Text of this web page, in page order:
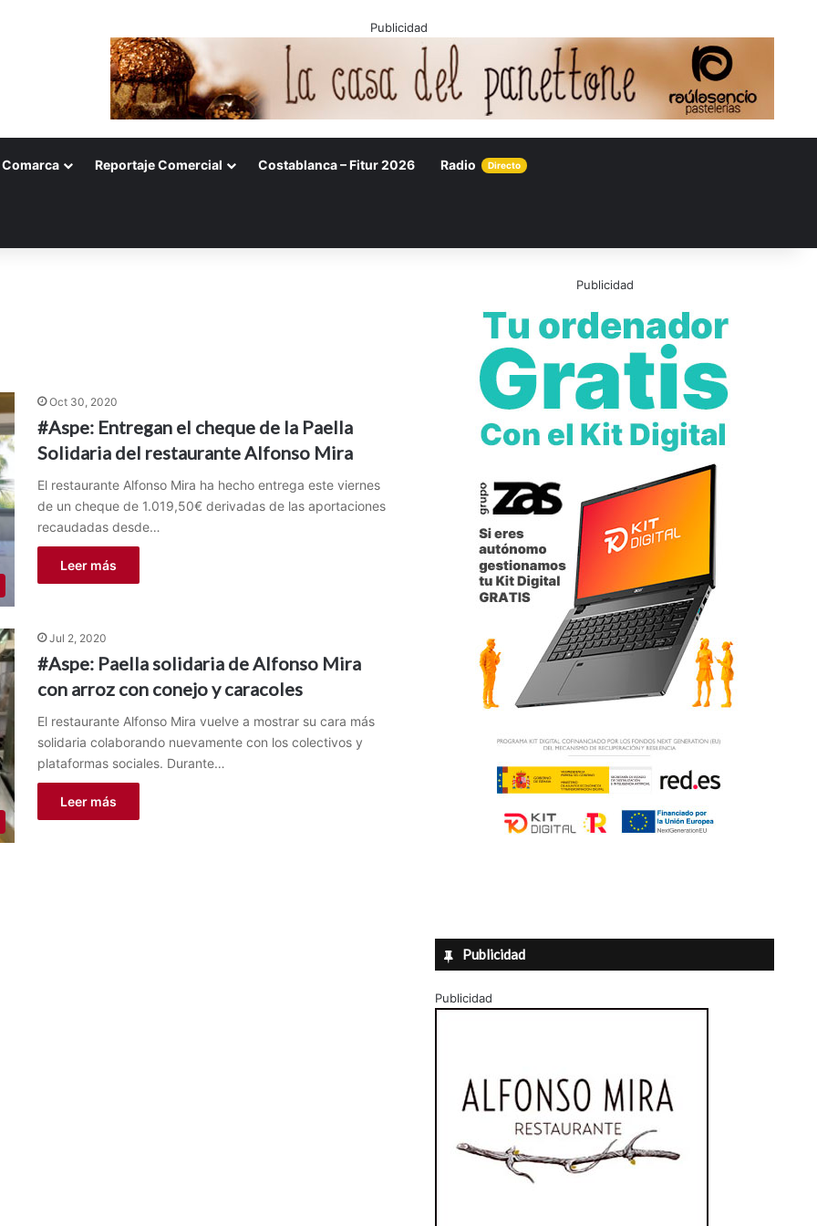
Publicidad
Comarca Reportaje Comercial Costablanca – Fitur 2026 Radio Directo
Oct 30, 2020
#Aspe: Entregan el cheque de la Paella
Solidaria del restaurante Alfonso Mira
El restaurante Alfonso Mira ha hecho entrega este viernes
de un cheque de 1.019,50€ derivadas de las aportaciones
recaudadas desde…
Leer más
Jul 2, 2020
#Aspe: Paella solidaria de Alfonso Mira
con arroz con conejo y caracoles
El restaurante Alfonso Mira vuelve a mostrar su cara más
solidaria colaborando nuevamente con los colectivos y
plataformas sociales. Durante…
Leer más
Publicidad
Publicidad
Publicidad